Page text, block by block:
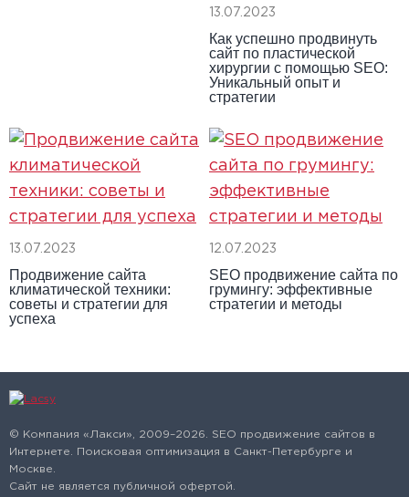
13.07.2023
Как успешно продвинуть
сайт по пластической
хирургии с помощью SEO:
Уникальный опыт и
стратегии
13.07.2023
Продвижение сайта
климатической техники:
советы и стратегии для
успеха
12.07.2023
SEO продвижение сайта по
грумингу: эффективные
стратегии и методы
© Компания «Лакси», 2009–2026. SEO продвижение сайтов в
Интернете. Поисковая оптимизация в Санкт-Петербурге и
Москве.
Сайт не является публичной офертой.